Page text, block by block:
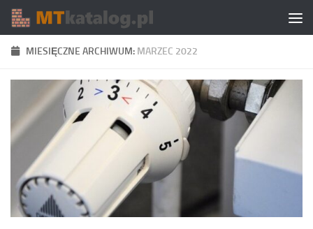
Skip to content
MIESIĘCZNE ARCHIWUM: MARZEC 2022